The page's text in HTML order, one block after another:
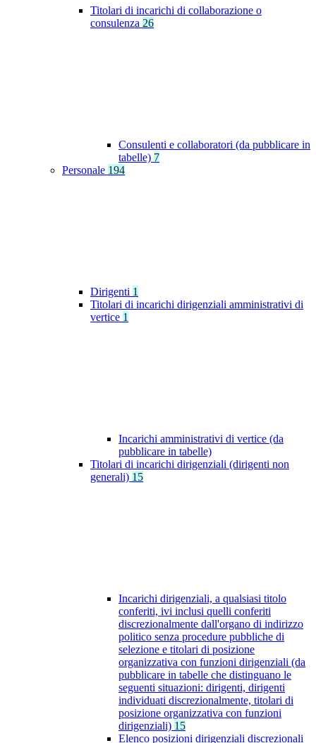
Titolari di incarichi di collaborazione o
consulenza 26
Consulenti e collaboratori (da pubblicare in
tabelle) 7
Personale 194
Dirigenti 1
Titolari di incarichi dirigenziali amministrativi di
vertice 1
Incarichi amministrativi di vertice (da
pubblicare in tabelle)
Titolari di incarichi dirigenziali (dirigenti non
generali) 15
Incarichi dirigenziali, a qualsiasi titolo
conferiti, ivi inclusi quelli conferiti
discrezionalmente dall'organo di indirizzo
politico senza procedure pubbliche di
selezione e titolari di posizione
organizzativa con funzioni dirigenziali (da
pubblicare in tabelle che distinguano le
seguenti situazioni: dirigenti, dirigenti
individuati discrezionalmente, titolari di
posizione organizzativa con funzioni
dirigenziali) 15
Elenco posizioni dirigenziali discrezionali